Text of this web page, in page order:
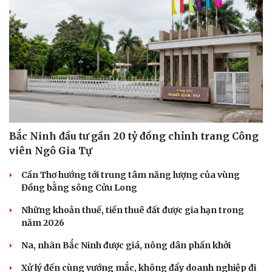
Bắc Ninh đầu tư gần 20 tỷ đồng chỉnh trang Công
viên Ngô Gia Tự
Cần Thơ hướng tới trung tâm năng lượng của vùng
Đồng bằng sông Cửu Long
Những khoản thuế, tiền thuê đất được gia hạn trong
năm 2026
Na, nhãn Bắc Ninh được giá, nông dân phấn khởi
Xử lý đến cùng vướng mắc, không đẩy doanh nghiệp đi